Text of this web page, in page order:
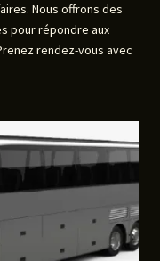
Nous offrons des
pour répondre aux
rendez-vous avec